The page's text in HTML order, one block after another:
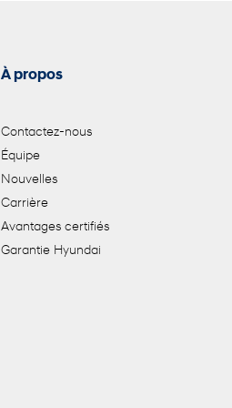
À propos
Contactez-nous
Équipe
Nouvelles
Carrière
Avantages certifiés
Garantie Hyundai